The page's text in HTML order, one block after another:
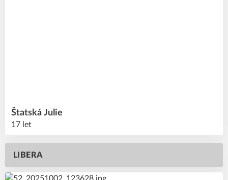
Julie
Štatská
17 let
LIBERA